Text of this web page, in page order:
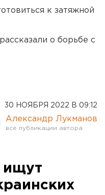
к затяжной
о борьбе с
30 НОЯБРЯ 2022 В 09:12
Александр Лукманов
ищут